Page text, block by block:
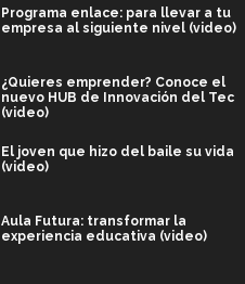
Programa enlace: para llevar a tu
empresa al siguiente nivel (video)
¿Quieres emprender? Conoce el
nuevo HUB de Innovación del Tec
(video)
El joven que hizo del baile su vida
(video)
Aula Futura: transformar la
experiencia educativa (video)